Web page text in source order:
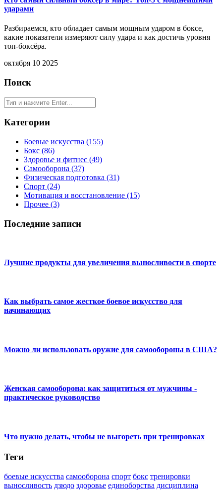
ударами
Разбираемся, кто обладает самым мощным ударом в боксе,
какие показатели измеряют силу удара и как достичь уровня
топ‑боксёра.
октября 10 2025
Поиск
Категории
Боевые искусства (155)
Бокс (86)
Здоровье и фитнес (49)
Самооборона (37)
Физическая подготовка (31)
Спорт (24)
Мотивация и восстановление (15)
Прочее (3)
Последние записи
Лучшие продукты для увеличения выносливости в спорте
Как выбрать самое жесткое боевое искусство для
начинающих
Можно ли использовать оружие для самообороны в США?
Женская самооборона: как защититься от мужчины -
практическое руководство
Что нужно делать, чтобы не выгореть при тренировках
Теги
боевые искусства самооборона спорт бокс тренировки
выносливость дзюдо здоровье единоборства дисциплина